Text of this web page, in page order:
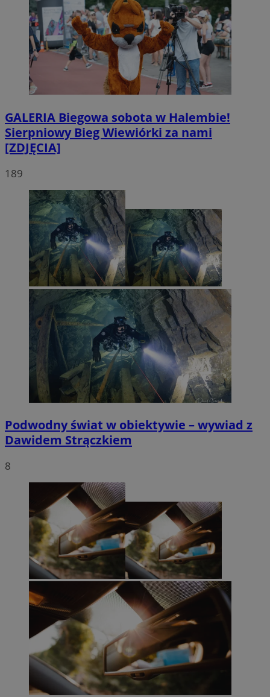
GALERIA Biegowa sobota w Halembie!
Sierpniowy Bieg Wiewiórki za nami
[ZDJĘCIA]
189
Podwodny świat w obiektywie – wywiad z
Dawidem Strączkiem
8